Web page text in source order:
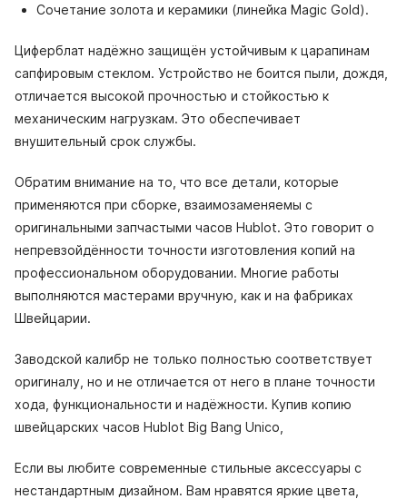
Сочетание золота и керамики (линейка Magic Gold).
Циферблат надёжно защищён устойчивым к царапинам
сапфировым стеклом. Устройство не боится пыли, дождя,
отличается высокой прочностью и стойкостью к
механическим нагрузкам. Это обеспечивает
внушительный срок службы.
Обратим внимание на то, что все детали, которые
применяются при сборке, взаимозаменяемы с
оригинальными запчастыми часов Hublot. Это говорит о
непревзойдённости точности изготовления копий на
профессиональном оборудовании. Многие работы
выполняются мастерами вручную, как и на фабриках
Швейцарии.
Заводской калибр не только полностью соответствует
оригиналу, но и не отличается от него в плане точности
хода, функциональности и надёжности. Купив копию
швейцарских часов Hublot Big Bang Unico,
Если вы любите современные стильные аксессуары с
нестандартным дизайном. Вам нравятся яркие цвета,